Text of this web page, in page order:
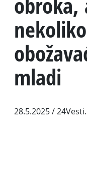
mladi
28.5.2025/